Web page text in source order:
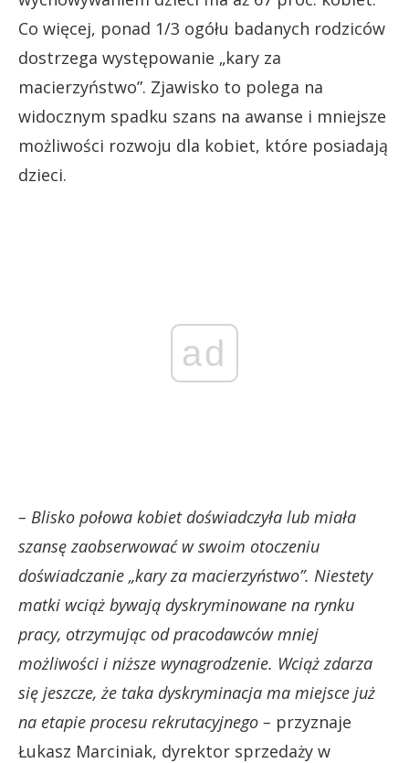
Co więcej, ponad 1/3 ogółu badanych rodziców
dostrzega występowanie „kary za
macierzyństwo”. Zjawisko to polega na
widocznym spadku szans na awanse i mniejsze
możliwości rozwoju dla kobiet, które posiadają
dzieci.
ad
– Blisko połowa kobiet doświadczyła lub miała
szansę zaobserwować w swoim otoczeniu
doświadczanie „kary za macierzyństwo”. Niestety
matki wciąż bywają dyskryminowane na rynku
pracy, otrzymując od pracodawców mniej
możliwości i niższe wynagrodzenie. Wciąż zdarza
się jeszcze, że taka dyskryminacja ma miejsce już
na etapie procesu rekrutacyjnego – przyznaje
Łukasz Marciniak, dyrektor sprzedaży w